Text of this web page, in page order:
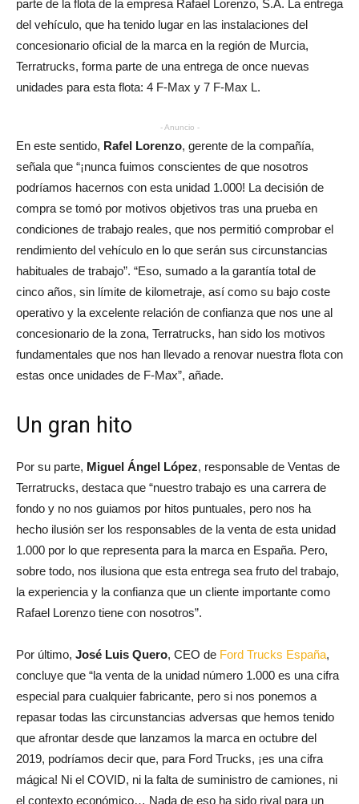
parte de la flota de la empresa Rafael Lorenzo, S.A. La entrega
del vehículo, que ha tenido lugar en las instalaciones del
concesionario oficial de la marca en la región de Murcia,
Terratrucks, forma parte de una entrega de once nuevas
unidades para esta flota: 4 F-Max y 7 F-Max L.
- Anuncio -
En este sentido, Rafel Lorenzo, gerente de la compañía,
señala que “¡nunca fuimos conscientes de que nosotros
podríamos hacernos con esta unidad 1.000! La decisión de
compra se tomó por motivos objetivos tras una prueba en
condiciones de trabajo reales, que nos permitió comprobar el
rendimiento del vehículo en lo que serán sus circunstancias
habituales de trabajo”. “Eso, sumado a la garantía total de
cinco años, sin límite de kilometraje, así como su bajo coste
operativo y la excelente relación de confianza que nos une al
concesionario de la zona, Terratrucks, han sido los motivos
fundamentales que nos han llevado a renovar nuestra flota con
estas once unidades de F-Max”, añade.
Un gran hito
Por su parte, Miguel Ángel López, responsable de Ventas de
Terratrucks, destaca que “nuestro trabajo es una carrera de
fondo y no nos guiamos por hitos puntuales, pero nos ha
hecho ilusión ser los responsables de la venta de esta unidad
1.000 por lo que representa para la marca en España. Pero,
sobre todo, nos ilusiona que esta entrega sea fruto del trabajo,
la experiencia y la confianza que un cliente importante como
Rafael Lorenzo tiene con nosotros”.
Por último, José Luis Quero, CEO de Ford Trucks España,
concluye que “la venta de la unidad número 1.000 es una cifra
especial para cualquier fabricante, pero si nos ponemos a
repasar todas las circunstancias adversas que hemos tenido
que afrontar desde que lanzamos la marca en octubre del
2019, podríamos decir que, para Ford Trucks, ¡es una cifra
mágica! Ni el COVID, ni la falta de suministro de camiones, ni
el contexto económico… Nada de eso ha sido rival para un